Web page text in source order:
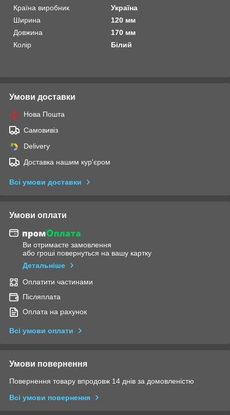
Країна виробник
Україна
Ширина
120 мм
Довжина
170 мм
Колір
Білий
Умови доставки
Нова Пошта
Самовивіз
Delivery
Доставка нашим кур'єром
Всі умови доставки
Умови оплати
Ви отримаєте замовлення
або гроші повернуться на вашу картку
Детальніше
Оплатити частинами
Післяплата
Оплата на рахунок
Всі умови оплати
Умови повернення
Повернення товару впродовж 14 днів за домовленістю
Всі умови повернення